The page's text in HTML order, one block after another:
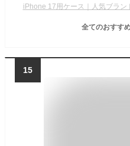
iPhone 17用ケース｜人気ブラン
全てのおすす
15